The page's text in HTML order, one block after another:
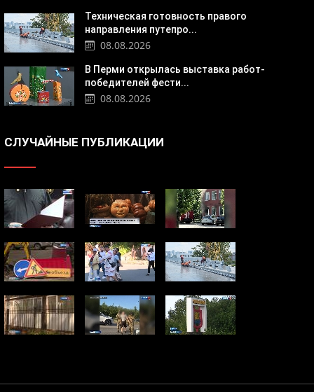
Техническая готовность правого
направления путепро...
08.08.2026
В Перми открылась выставка работ-
победителей фести...
08.08.2026
СЛУЧАЙНЫЕ ПУБЛИКАЦИИ